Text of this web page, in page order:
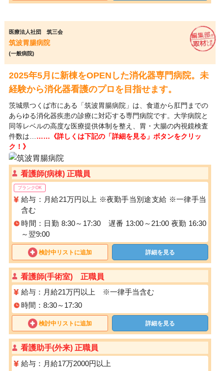
医療法人社団 筑三会
筑波胃腸病院
(一般病院)
2025年5月に新棟をOPENした消化器専門病院。未
経験から消化器看護のプロを目指せます。
茨城県つくば市にある「筑波胃腸病院」は、食道から肛門までの
あらゆる消化器疾患の診療に対応する専門病院です。大学病院と
同等レベルの高度な医療提供体制を整え、胃・大腸の内視鏡検査
件数は… ……《詳しくは下記の「詳細を見る」ボタンをクリッ
ク！》
看護師(病棟) 正職員
ブランクOK
給与：月給21万円以上 ※夜勤手当別途支給 ※一律手当
含む
時間：日勤 8:30～17:30 遅番 13:00～21:00 夜勤 16:30
～翌9:00
検討中リストに追加 詳細を見る
看護師(手術室) 正職員
給与：月給21万円以上 ※一律手当含む
時間：8:30～17:30
検討中リストに追加 詳細を見る
看護助手(外来) 正職員
給与：月給17万2000円以上